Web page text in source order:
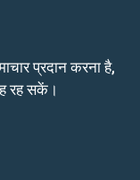
प्रदान करना है,
रह सकें।